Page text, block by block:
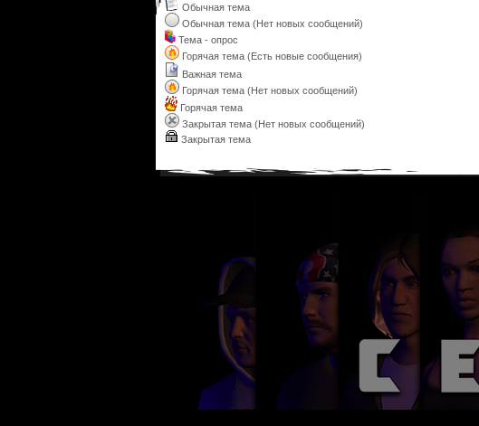
Обычная тема
Обычная тема (Нет новых сообщений)
Тема - опрос
Горячая тема (Есть новые сообщения)
Важная тема
Горячая тема (Нет новых сообщений)
Горячая тема
Закрытая тема (Нет новых сообщений)
Закрытая тема